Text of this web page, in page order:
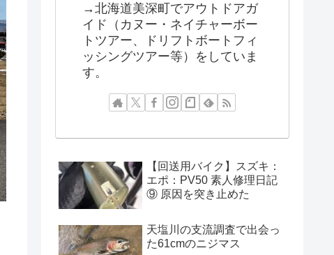
→北海道美深町でアウトドアガ
イド（カヌー・ネイチャーボー
トツアー、ドリフトボートフィ
ッシングツアー等）をしていま
す。
【回送用バイク】スズキ：
エポ：PV50 素人修理日記
⑨ 原因を突き止めた
天塩川の支流調査で出会っ
た61cmのニジマス